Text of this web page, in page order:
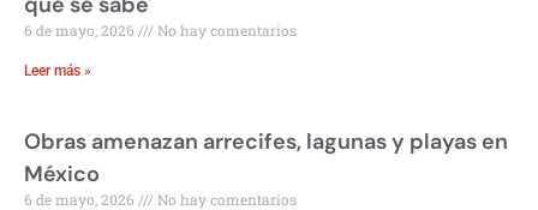
6 de mayo, 2026 No hay comentarios
Leer más »
Obras amenazan arrecifes, lagunas y playas en
México
6 de mayo, 2026 No hay comentarios